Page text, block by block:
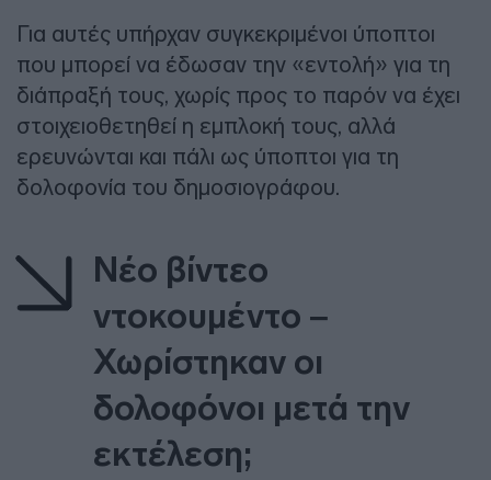
Για αυτές υπήρχαν συγκεκριμένοι ύποπτοι
που μπορεί να έδωσαν την «εντολή» για τη
διάπραξή τους, χωρίς προς το παρόν να έχει
στοιχειοθετηθεί η εμπλοκή τους, αλλά
ερευνώνται και πάλι ως ύποπτοι για τη
δολοφονία του δημοσιογράφου.
Νέο βίντεο
ντοκουμέντο –
Χωρίστηκαν οι
δολοφόνοι μετά την
εκτέλεση;